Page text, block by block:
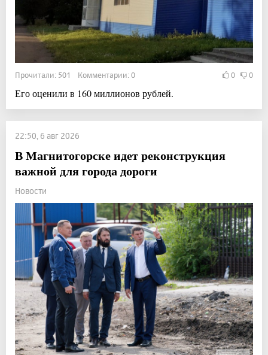
Прочитали: 501 Комментарии: 0 0 0
Его оценили в 160 миллионов рублей.
22:50, 6 авг 2026
В Магнитогорске идет реконструкция
важной для города дороги
Новости